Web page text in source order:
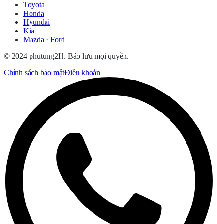
Toyota
Honda
Hyundai
Kia
Mazda · Ford
© 2024 phutung2H. Bảo lưu mọi quyền.
Chính sách bảo mậtĐiều khoản